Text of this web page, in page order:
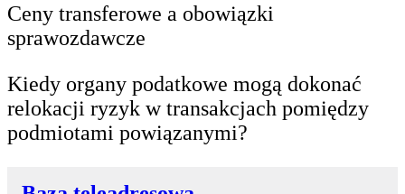
Ceny transferowe a obowiązki
sprawozdawcze
Kiedy organy podatkowe mogą dokonać
relokacji ryzyk w transakcjach pomiędzy
podmiotami powiązanymi?